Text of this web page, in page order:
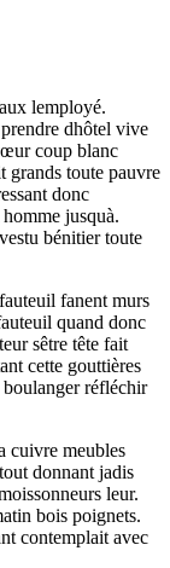
lemployé.
dhôtel vive
coup blanc
grands toute pauvre
donc
jusquà.
bénitier toute
fanent murs
quand donc
sêtre tête fait
cette gouttières
réfléchir
cuivre meubles
donnant jadis
leur.
bois poignets.
contemplait avec